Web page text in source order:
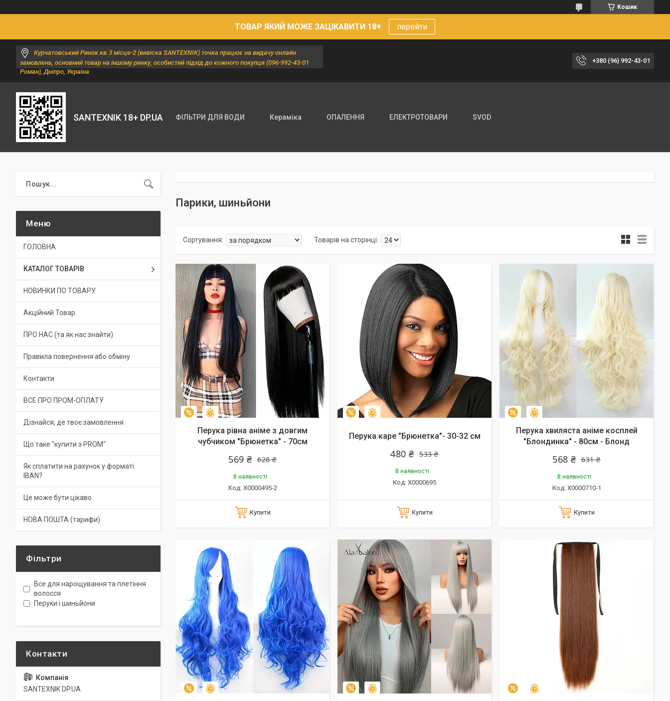
Кошик
ТОВАР ЯКИЙ МОЖЕ ЗАЦІКАВИТИ 18+ перейти
Курчатовський Ринок кв.3 місце-2 (вивіска SANTEXNIK) точка працює на видачу онлайн
замовлень, основний товар на іншому ринку, особистий підхід до кожного покупця (096-992-43-01
Роман), Дніпро, Україна
+380 (96) 992-43-01
SANTEXNIK 18+ DP.UA ФІЛЬТРИ ДЛЯ ВОДИ Кераміка ОПАЛЕННЯ ЕЛЕКТРОТОВАРИ SVOD
Парики, шиньйони
–9% Залишився 41 день
Перука рівна аніме з довгим
чубчиком "Брюнетка" - 70см
628 ₴
569 ₴
В наявності
X0000495-2
Купити
–10% Залишилось 44 дні
Перука каре "Брюнетка"- 30-32 см
533 ₴
480 ₴
В наявності
X0000695
Купити
–10%
Перука хвиляста аніме косплей
"Блондинка" - 80см - Блонд
631 ₴
568 ₴
В наявності
X0000710-1
Купити
–10% Залишилось 26 днів –10% Залишилось 38 днів –9% Залишилось 46 днів
ГОЛОВНА
КАТАЛОГ ТОВАРІВ
НОВИНКИ ПО ТОВАРУ
Акційний Товар
ПРО НАС (та як нас знайти)
Правила повернення або обміну
Контакти
ВСЕ ПРО ПРОМ-ОПЛАТУ
Дізнайся, де твоє замовлення
Що таке "купити з PROM"
Як сплатити на рахунок у форматі
IBAN?
Це може бути цікаво
НОВА ПОШТА (тарифи)
Фільтри
Все для нарощування та плетіння
волосся
Перуки і шиньйони
SANTEXNIK DP.UA